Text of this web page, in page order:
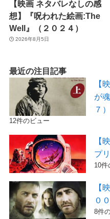
【映画 ネタバレなしの感
想】『呪われた絵画:The
Well』（２０２４）
2026年8月5日
最近の注目記事
【
が
７）
12件のビュー
【
プ
10件
【
０
8件